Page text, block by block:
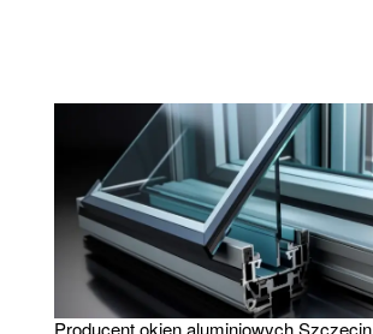
Producent okien aluminiowych Szczecin